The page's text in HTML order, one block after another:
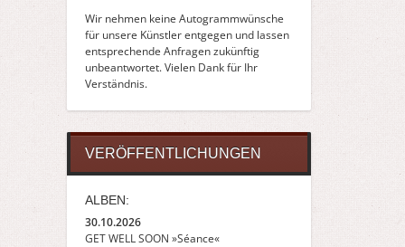
Wir nehmen keine Autogrammwünsche
für unsere Künstler entgegen und lassen
entsprechende Anfragen zukünftig
unbeantwortet. Vielen Dank für Ihr
Verständnis.
VERÖFFENTLICHUNGEN
ALBEN:
30.10.2026
GET WELL SOON »Séance«